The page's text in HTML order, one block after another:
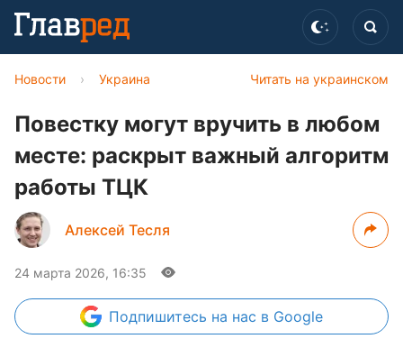
Читать на украинском
Новости › Украина
Повестку могут вручить в любом
месте: раскрыт важный алгоритм
работы ТЦК
Алексей Тесля
24 марта 2026, 16:35
Подпишитесь на нас в Google